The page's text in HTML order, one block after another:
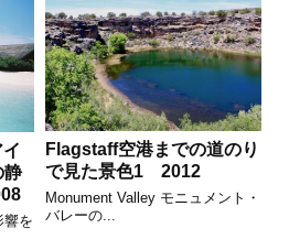
静
の島 2008
響を
Flagstaff空港までの道のり
で見た景色1 2012
Monument Valley モニュメント・
バレーの...